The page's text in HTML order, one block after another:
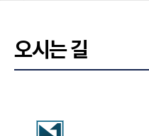
오시는 길